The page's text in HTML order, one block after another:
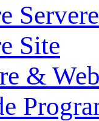
Servere
Site
&